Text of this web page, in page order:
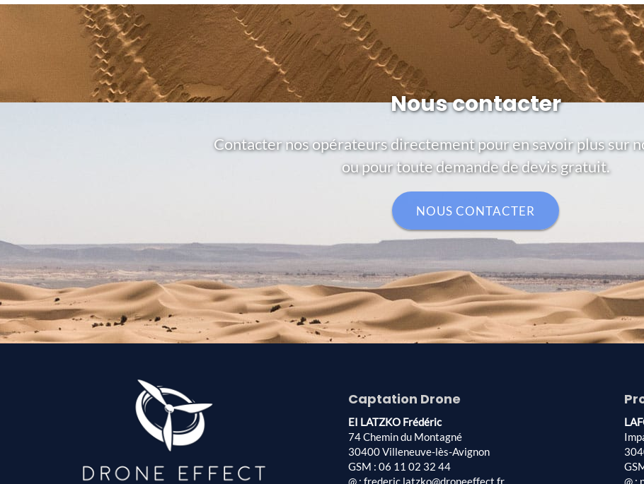
Nous contacter
Contacter nos opérateurs directement pour en savoir plus sur
ou pour toute demande de devis gratuit.
NOUS CONTACTER
Captation Drone
EI LATZKO Frédéric
74 Chemin du Montagné
30400 Villeneuve-lès-Avignon
GSM : 06 11 02 32 44
@ : frederic.latzko@droneeffect.fr
@ :